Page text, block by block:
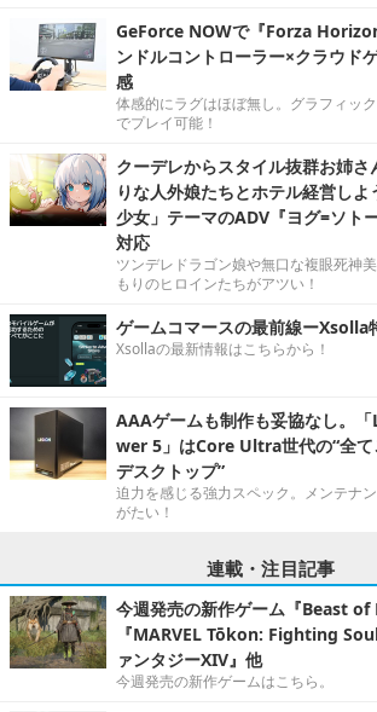
GeForce NOWで『Forza
ンドルコントローラー×クラウド
感
体感的にラグはほぼ無し。グラフィッ
でプレイ可能！
クーデレからスタイル抜群お姉
りな人外娘たちとホテル経営し
少女」テーマのADV『ヨグ=ソト
対応
ツンデレドラゴン娘や無口な複眼死神
もりのヒロインたちがアツい！
ゲームコマースの最前線ーXsolla
Xsollaの最新情報はこちらから！
AAAゲームも制作も妥協なし。
wer 5」はCore Ultra世代の“全て
デスクトップ”
迫力を感じる強力スペック。メンテナ
がたい！
連載・注目記事
今週発売の新作ゲーム『Beast of
『MARVEL Tōkon: Fighting
ァンタジーXIV』他
今週発売の新作ゲームはこちら。